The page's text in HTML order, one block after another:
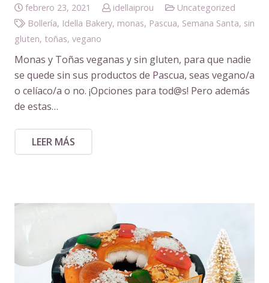
febrero 23, 2021 idellaiprou
Uncategorized
Bollería, Idella Bakery, monas, Pascua, Semana Santa, sin
gluten, toñas, vegano
Monas y Toñas veganas y sin gluten, para que nadie
se quede sin sus productos de Pascua, seas vegano/a
o celíaco/a o no. ¡Opciones para tod@s! Pero además
de estas…
LEER MÁS